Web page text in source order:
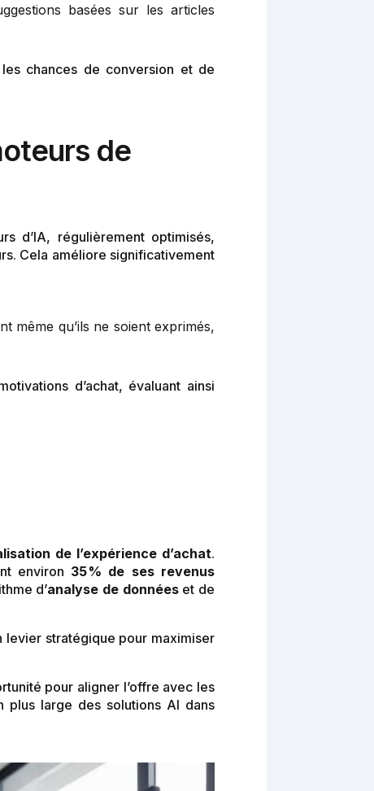
basées sur les articles
chances de conversion et de
de
d’IA, régulièrement optimisés,
Cela améliore significativement
même qu’ils ne soient exprimés,
d’achat, évaluant ainsi
de l’expérience d’achat.
environ 35 % de ses revenus
d’analyse de donnéeset de
levier stratégique pour maximiser
pour aligner l’offre avec les
plus large des solutions AI dans